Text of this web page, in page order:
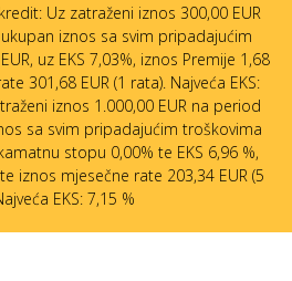
kredit: Uz zatraženi iznos 300,00 EUR
iznos sa svim pripadajućim
uz EKS 7,03%, iznos Premije 1,68
301,68 EUR (1 rata). Najveća EKS:
iznos 1.000,00 EUR na period
sa svim pripadajućim troškovima
stopu 0,00% te EKS 6,96 %,
iznos mjesečne rate 203,34 EUR (5
EKS: 7,15 %